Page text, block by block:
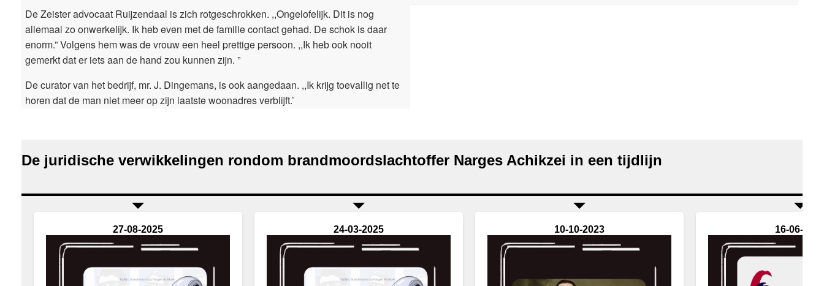
De Zeister advocaat Ruijzendaal is zich rotgeschrokken. ,,Ongelofelijk. Dit is nog
allemaal zo onwerkelijk. Ik heb even met de familie contact gehad. De schok is daar
enorm.” Volgens hem was de vrouw een heel prettige persoon. ,,Ik heb ook nooit
gemerkt dat er iets aan de hand zou kunnen zijn. ”
De curator van het bedrijf, mr. J. Dingemans, is ook aangedaan. ,,Ik krijg toevallig net te
horen dat de man niet meer op zijn laatste woonadres verblijft.’